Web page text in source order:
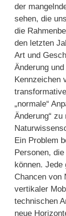
der
sehen, die
die
den letzten
Art und
Änderung
Kennzeichen
„normale“
Änderung“
Ein Problem
Personen,
können. Jede
Chancen von
vertikaler
technischen
neue